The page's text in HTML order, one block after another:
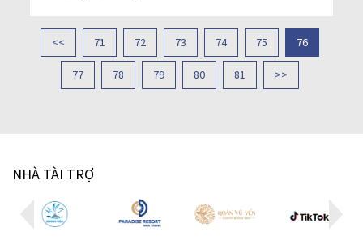
<< 71 72 73 74 75 76
77 78 79 80 81 >>
NHÀ TÀI TRỢ